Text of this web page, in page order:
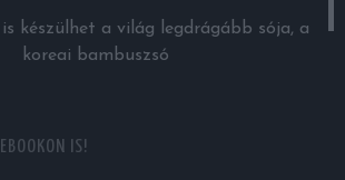
készülhet a világ legdrágább sója, a
koreai bambuszsó
IS!